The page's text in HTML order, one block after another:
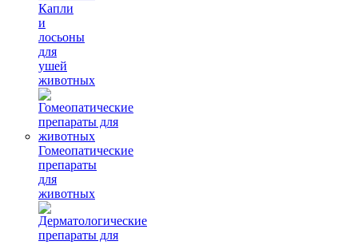
Капли
и
лосьоны
для
ушей
животных
Гомеопатические
препараты
для
животных